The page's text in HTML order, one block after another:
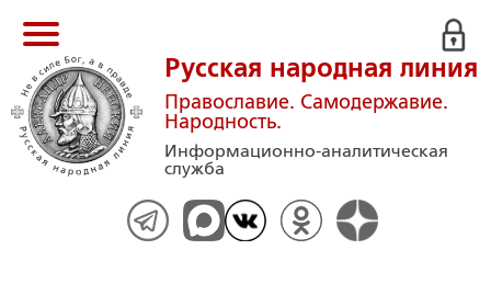
Русская народная линия
Православие. Самодержавие.
Народность.
Информационно-аналитическая
служба